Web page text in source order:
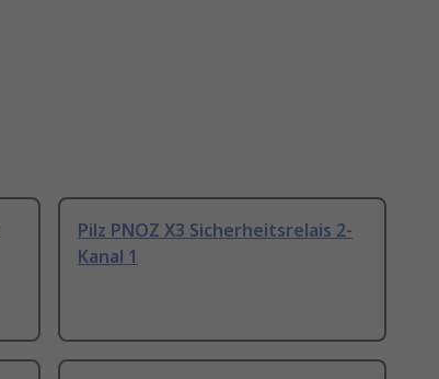
Pilz PNOZ X3 Sicherheitsrelais 2-
Kanal 1